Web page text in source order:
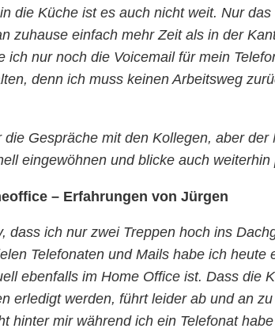
die Küche ist es auch nicht weit. Nur
zuhause einfach mehr Zeit als in der
ich nur noch die Voicemail für mein
denn ich muss keinen Arbeitsweg
Gespräche mit den Kollegen, aber
eingewöhnen und blicke auch weiterhin
– Erfahrungen von Jürgen
dass ich nur zwei Treppen hoch ins
Telefonaten und Mails habe ich
ebenfalls im Home Office ist. Dass die
erledigt werden, führt leider ab und an
hinter mir während ich ein Telefonat